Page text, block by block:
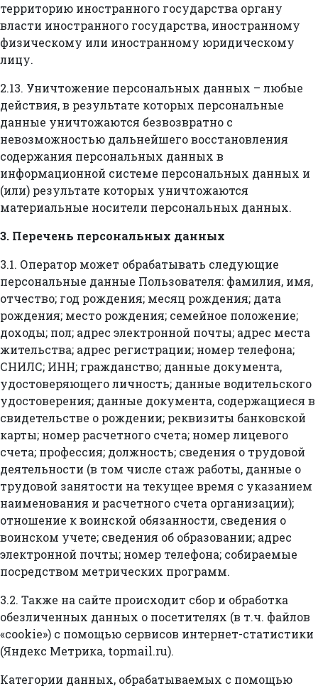
территорию иностранного государства органу
власти иностранного государства, иностранному
физическому или иностранному юридическому
лицу.
2.13. Уничтожение персональных данных – любые
действия, в результате которых персональные
данные уничтожаются безвозвратно с
невозможностью дальнейшего восстановления
содержания персональных данных в
информационной системе персональных данных и
(или) результате которых уничтожаются
материальные носители персональных данных.
3. Перечень персональных данных
3.1. Оператор может обрабатывать следующие
персональные данные Пользователя: фамилия, имя,
отчество; год рождения; месяц рождения; дата
рождения; место рождения; семейное положение;
доходы; пол; адрес электронной почты; адрес места
жительства; адрес регистрации; номер телефона;
СНИЛС; ИНН; гражданство; данные документа,
удостоверяющего личность; данные водительского
удостоверения; данные документа, содержащиеся в
свидетельстве о рождении; реквизиты банковской
карты; номер расчетного счета; номер лицевого
счета; профессия; должность; сведения о трудовой
деятельности (в том числе стаж работы, данные о
трудовой занятости на текущее время с указанием
наименования и расчетного счета организации);
отношение к воинской обязанности, сведения о
воинском учете; сведения об образовании; адрес
электронной почты; номер телефона; собираемые
посредством метрических программ.
3.2. Также на сайте происходит сбор и обработка
обезличенных данных о посетителях (в т.ч. файлов
«cookie») с помощью сервисов интернет-статистики
(Яндекс Метрика, topmail.ru).
Категории данных, обрабатываемых с помощью